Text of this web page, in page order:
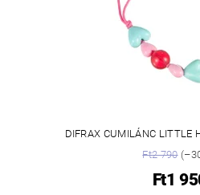
DIFRAX CUMILÁNC LITTLE
Ft2 790
Ft1